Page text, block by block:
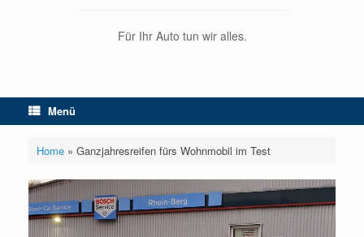
Für Ihr Auto tun wir alles.
Menü
Home» Ganzjahresreifen fürs Wohnmobil im Test